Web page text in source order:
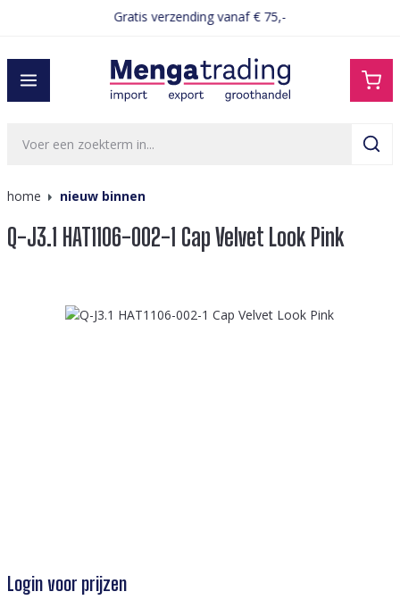
Gratis verzending vanaf € 75,-
home nieuw binnen
Q-J3.1 HAT1106-002-1 Cap Velvet Look Pink
Afbeeldingengalerij overslaan
Login voor prijzen